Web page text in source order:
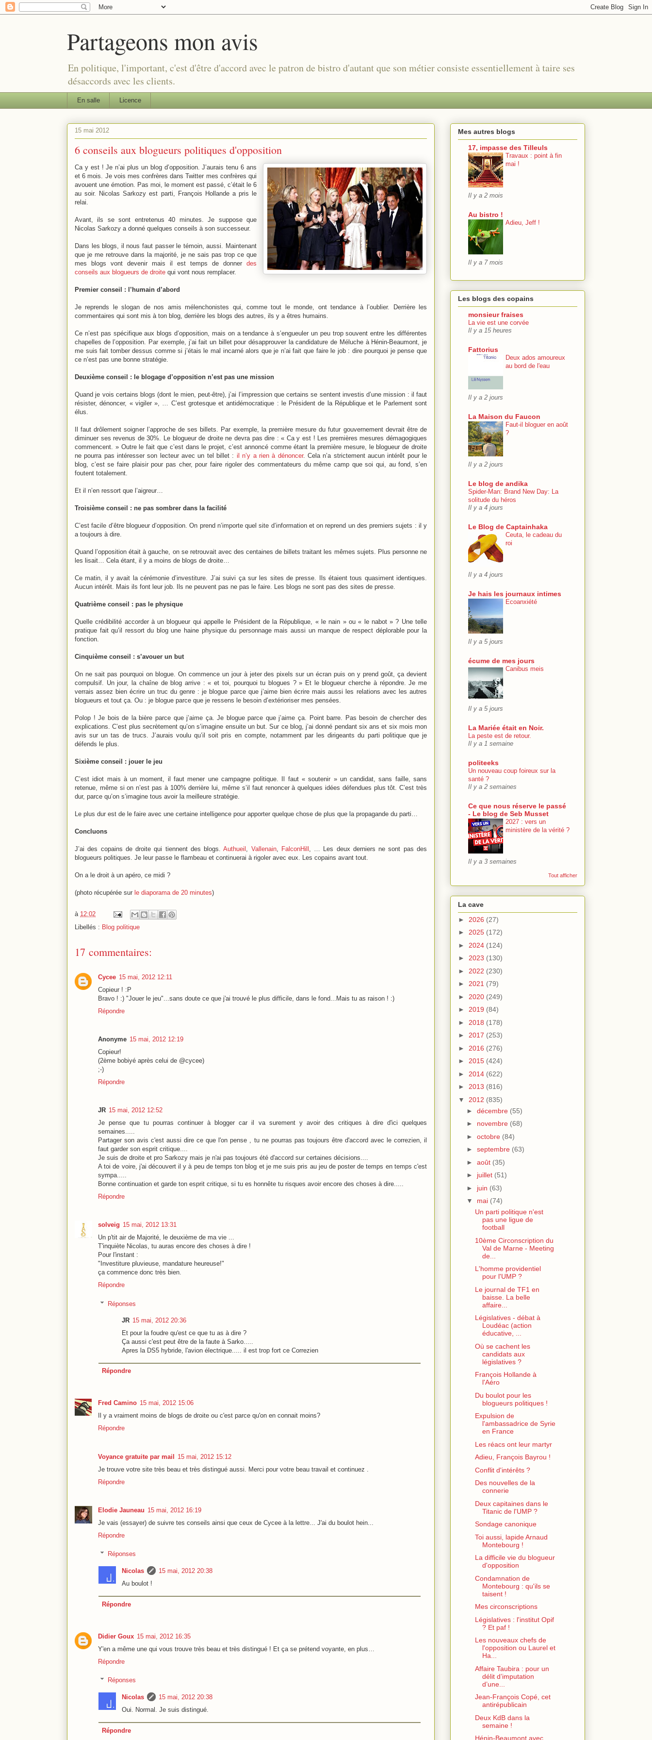
Partageons mon avis
En politique, l'important, c'est d'être d'accord avec le patron de bistro d'autant que son métier consiste essentiellement à taire ses
désaccords avec les clients.
En salle Licence
15 mai 2012
6 conseils aux blogueurs politiques d'opposition
Ca y est ! Je n’ai plus un blog d’opposition. J’aurais tenu 6 ans
et 6 mois. Je vois mes confrères dans Twitter mes confrères qui
avouent une émotion. Pas moi, le moment est passé, c’était le 6
au soir. Nicolas Sarkozy est parti, François Hollande a pris le
relai.
Avant, ils se sont entretenus 40 minutes. Je suppose que
Nicolas Sarkozy a donné quelques conseils à son successeur.
Dans les blogs, il nous faut passer le témoin, aussi. Maintenant
que je me retrouve dans la majorité, je ne sais pas trop ce que
mes blogs vont devenir mais il est temps de donner des
conseils aux blogueurs de droite qui vont nous remplacer.
Premier conseil : l’humain d’abord
Je reprends le slogan de nos amis mélenchonistes qui, comme tout le monde, ont tendance à l’oublier. Derrière les
commentaires qui sont mis à ton blog, derrière les blogs des autres, ils y a êtres humains.
Ce n’est pas spécifique aux blogs d’opposition, mais on a tendance à s’engueuler un peu trop souvent entre les différentes
chapelles de l’opposition. Par exemple, j’ai fait un billet pour désapprouver la candidature de Méluche à Hénin-Beaumont, je
me suis fait tomber dessus comme si j’étais le mal incarné alors que je n’ai fait que faire le job : dire pourquoi je pense que
ce n’est pas une bonne stratégie.
Deuxième conseil : le blogage d’opposition n’est pas une mission
Quand je vois certains blogs (dont le mien, peut-être), j’ai l’impression que certains se sentent investis d’une mission : il faut
résister, dénoncer, « vigiler », … C’est grotesque et antidémocratique : le Président de la République et le Parlement sont
élus.
Il faut drôlement soigner l’approche de ses billets. Par exemple, la première mesure du futur gouvernement devrait être de
diminuer ses revenus de 30%. Le blogueur de droite ne devra pas dire : « Ca y est ! Les premières mesures démagogiques
commencent. » Outre le fait que c’est dans le projet, c’est annoncé comme étant la première mesure, le blogueur de droite
ne pourra pas intéresser son lecteur avec un tel billet : il n’y a rien à dénoncer. Cela n’a strictement aucun intérêt pour le
blog, c’est se faire plaisir pour pas cher, pour faire rigoler des commentateurs du même camp que soi qui, au fond, s’en
foutent totalement.
Et il n’en ressort que l’aigreur…
Troisième conseil : ne pas sombrer dans la facilité
C’est facile d’être blogueur d’opposition. On prend n’importe quel site d’information et on reprend un des premiers sujets : il y
a toujours à dire.
Quand l’opposition était à gauche, on se retrouvait avec des centaines de billets traitant les mêmes sujets. Plus personne ne
les lisait… Cela étant, il y a moins de blogs de droite…
Ce matin, il y avait la cérémonie d’investiture. J’ai suivi ça sur les sites de presse. Ils étaient tous quasiment identiques.
Aucun intérêt. Mais ils font leur job. Ils ne peuvent pas ne pas le faire. Les blogs ne sont pas des sites de presse.
Quatrième conseil : pas le physique
Quelle crédibilité accorder à un blogueur qui appelle le Président de la République, « le nain » ou « le nabot » ? Une telle
pratique fait qu’il ressort du blog une haine physique du personnage mais aussi un manque de respect déplorable pour la
fonction.
Cinquième conseil : s’avouer un but
On ne sait pas pourquoi on blogue. On commence un jour à jeter des pixels sur un écran puis on y prend goût, ça devient
compulsif. Un jour, la chaîne de blog arrive : « et toi, pourquoi tu blogues ? » Et le blogueur cherche à répondre. Je me
verrais assez bien écrire un truc du genre : je blogue parce que j’aime bien écrire mais aussi les relations avec les autres
blogueurs et tout ça. Ou : je blogue parce que je ressens le besoin d’extérioriser mes pensées.
Polop ! Je bois de la bière parce que j’aime ça. Je blogue parce que j’aime ça. Point barre. Pas besoin de chercher des
explications. C’est plus secrètement qu’on s’imagine ensuite un but. Sur ce blog, j’ai donné pendant six ans et six mois mon
avis sur un tas de trucs. J’aurais voulu qu’il soit pris en compte, notamment par les dirigeants du parti politique que je
défends le plus.
Sixième conseil : jouer le jeu
C’est idiot mais à un moment, il faut mener une campagne politique. Il faut « soutenir » un candidat, sans faille, sans
retenue, même si on n’est pas à 100% derrière lui, même s’il faut renoncer à quelques idées défendues plus tôt. C’est très
dur, parce qu’on s’imagine tous avoir la meilleure stratégie.
Le plus dur est de le faire avec une certaine intelligence pour apporter quelque chose de plus que la propagande du parti…
Concluons
J’ai des copains de droite qui tiennent des blogs.Authueil Vallenain, FalconHill , … Les deux derniers ne sont pas des
blogueurs politiques. Je leur passe le flambeau et continuerai à rigoler avec eux. Les copains avant tout.
On a le droit à un apéro, ce midi ?
(photo récupérée sur le diaporama de 20 minutes)
à 12:02
Libellés : Blog politique
17 commentaires:
Cycee 15 mai, 2012 12:11
Copieur ! :P
Bravo ! :) "Jouer le jeu"...sans doute ce que j'ai trouvé le plus difficile, dans le fond...Mais tu as raison ! :)
Répondre
Anonyme 15 mai, 2012 12:19
Copieur!
(2ème bobiyé après celui de @cycee)
;-)
Répondre
JR 15 mai, 2012 12:52
Je pense que tu pourras continuer à blogger car il va surement y avoir des critiques à dire d'ici quelques
semaines.....
Partager son avis c'est aussi dire ce que l'on pense , tu ne pourras pas toujours être d'accord avec le correzien, il
faut garder son esprit critique....
Je suis de droite et pro Sarkozy mais je n'ai pas toujours été d'accord sur certaines décisions....
A toi de voire, j'ai découvert il y à peu de temps ton blog et je me suis pris au jeu de poster de temps en temps c'est
sympa.....
Bonne continuation et garde ton esprit critique, si tu es honnête tu risques avoir encore des choses à dire.....
Répondre
solveig 15 mai, 2012 13:31
Un p'tit air de Majorité, le deuxième de ma vie ...
T'inquiète Nicolas, tu auras encore des choses à dire !
Pour l'instant :
"Investiture pluvieuse, mandature heureuse!"
ça commence donc très bien.
Répondre
Réponses
JR 15 mai, 2012 20:36
Et pour la foudre qu'est ce que tu as à dire ?
Ça aussi c'est peut être de la faute à Sarko.....
Apres la DS5 hybride, l'avion électrique..... il est trop fort ce Correzien
Répondre
Fred Camino 15 mai, 2012 15:06
Il y a vraiment moins de blogs de droite ou c'est parce qu'on en connait moins?
Répondre
Voyance gratuite par mail 15 mai, 2012 15:12
Je trouve votre site très beau et très distingué aussi. Merci pour votre beau travail et continuez .
Répondre
Elodie Jauneau 15 mai, 2012 16:19
Je vais (essayer) de suivre tes conseils ainsi que ceux de Cycee à la lettre... J'ai du boulot hein...
Répondre
Réponses
Nicolas
15 mai, 2012 20:38
Au boulot !
Répondre
Didier Goux 15 mai, 2012 16:35
Y'en a même une qui vous trouve très beau et très distingué ! Et ça se prétend voyante, en plus…
Répondre
Réponses
Nicolas
15 mai, 2012 20:38
Oui. Normal. Je suis distingué.
Répondre
Mes autres blogs
17, impasse des Tilleuls
Travaux : point à fin
mai !
Il y a 2 mois
Au bistro !
Adieu, Jeff !
Il y a 7 mois
Les blogs des copains
monsieur fraises
La vie est une corvée
Il y a 15 heures
Fattorius
Deux ados amoureux
au bord de l'eau
Il y a 2 jours
La Maison du Faucon
Faut-il bloguer en août
?
Il y a 2 jours
Le blog de andika
Spider-Man: Brand New Day: La
solitude du héros
Il y a 4 jours
Le Blog de Captainhaka
Ceuta, le cadeau du
roi
Il y a 4 jours
Je hais les journaux intimes
Ecoanxiété
Il y a 5 jours
écume de mes jours
Canibus meis
Il y a 5 jours
La Mariée était en Noir.
La peste est de retour.
Il y a 1 semaine
politeeks
Un nouveau coup foireux sur la
santé ?
Il y a 2 semaines
Ce que nous réserve le passé
- Le blog de Seb Musset
2027 : vers un
ministère de la vérité ?
Il y a 3 semaines
Tout afficher
La cave
► 2026 (27)
► 2025 (172)
► 2024 (124)
► 2023 (130)
► 2022 (230)
► 2021 (79)
► 2020 (249)
► 2019 (84)
► 2018 (178)
► 2017 (253)
► 2016 (276)
► 2015 (424)
► 2014 (622)
► 2013 (816)
▼ 2012 (835)
► décembre (55)
► novembre (68)
► octobre (84)
► septembre (63)
► août (35)
► juillet (51)
► juin (63)
▼ mai (74)
Un parti politique n'est
pas une ligue de
football
10ème Circonscription du
Val de Marne - Meeting
de...
L'homme providentiel
pour l'UMP ?
Le journal de TF1 en
baisse. La belle
affaire...
Législatives - débat à
Loudéac (action
éducative, ...
Où se cachent les
candidats aux
législatives ?
François Hollande à
l'Aéro
Du boulot pour les
blogueurs politiques !
Expulsion de
l'ambassadrice de Syrie
en France
Les réacs ont leur martyr
Adieu, François Bayrou !
Conflit d'intérêts ?
Des nouvelles de la
connerie
Deux capitaines dans le
Titanic de l'UMP ?
Sondage canonique
Toi aussi, lapide Arnaud
Montebourg !
La difficile vie du blogueur
d'opposition
Condamnation de
Montebourg : qu'ils se
taisent !
Mes circonscriptions
Législatives : l'institut Opif
? Et paf !
Les nouveaux chefs de
l'opposition ou Laurel et
Ha...
Affaire Taubira : pour un
délit d’imputation
d’une...
Jean-François Copé, cet
antirépublicain
Deux KdB dans la
semaine !
Hénin-Beaumont avec